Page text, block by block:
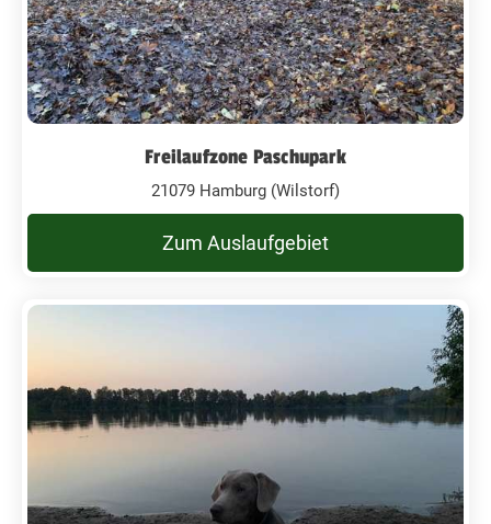
Freilaufzone Paschupark
21079 Hamburg (Wilstorf)
Zum Auslaufgebiet